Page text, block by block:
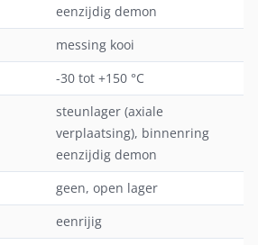
eenzijdig demon
messing kooi
-30 tot +150 °C
steunlager (axiale
verplaatsing), binnenring
eenzijdig demon
geen, open lager
eenrijig